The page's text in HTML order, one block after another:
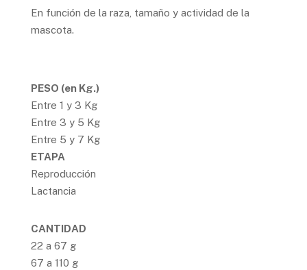
En función de la raza, tamaño y actividad de la
mascota.
PESO (en Kg.)
Entre 1 y 3 Kg
Entre 3 y 5 Kg
Entre 5 y 7 Kg
ETAPA
Reproducción
Lactancia
CANTIDAD
22 a 67 g
67 a 110 g